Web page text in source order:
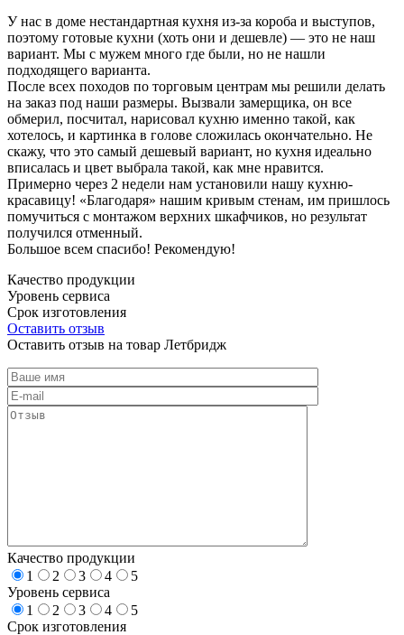
У нас в доме нестандартная кухня из-за короба и выступов,
поэтому готовые кухни (хоть они и дешевле) — это не наш
вариант. Мы с мужем много где были, но не нашли
подходящего варианта.
После всех походов по торговым центрам мы решили делать
на заказ под наши размеры. Вызвали замерщика, он все
обмерил, посчитал, нарисовал кухню именно такой, как
хотелось, и картинка в голове сложилась окончательно. Не
скажу, что это самый дешевый вариант, но кухня идеально
вписалась и цвет выбрала такой, как мне нравится.
Примерно через 2 недели нам установили нашу кухню-
красавицу! «Благодаря» нашим кривым стенам, им пришлось
помучиться с монтажом верхних шкафчиков, но результат
получился отменный.
Большое всем спасибо! Рекомендую!
Качество продукции
Уровень сервиса
Срок изготовления
Оставить отзыв
Оставить отзыв на товар Летбридж
Качество продукции
1
2 3 4
5
Уровень сервиса
1
2 3 4
5
Срок изготовления